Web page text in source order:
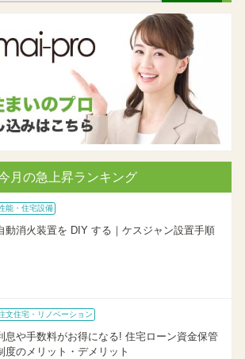
月の急上昇ランキング
能・住宅設備
動消火装置を DIY する｜ケスジャン設置手順
文住宅・リノベーション
息や手数料がお得になる! 住宅ローン資金保管
度のメリット・デメリット